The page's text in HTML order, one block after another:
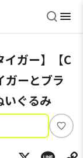
イガー】【C
ガーとブラ
いぐるみ
い